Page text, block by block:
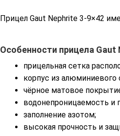
Прицел Gaut Nephrite 3-9×42
Особенности прицела Gaut
прицельная сетка
корпус из алюминиевого
чёрное матовое
водонепроницаемость и
заполнение азотом;
высокая прочность и